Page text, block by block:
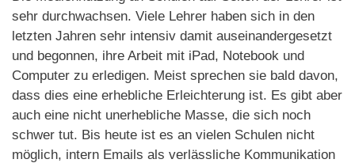
sehr durchwachsen. Viele Lehrer haben sich in den
letzten Jahren sehr intensiv damit auseinandergesetzt
und begonnen, ihre Arbeit mit iPad, Notebook und
Computer zu erledigen. Meist sprechen sie bald davon,
dass dies eine erhebliche Erleichterung ist. Es gibt aber
auch eine nicht unerhebliche Masse, die sich noch
schwer tut. Bis heute ist es an vielen Schulen nicht
möglich, intern Emails als verlässliche Kommunikation